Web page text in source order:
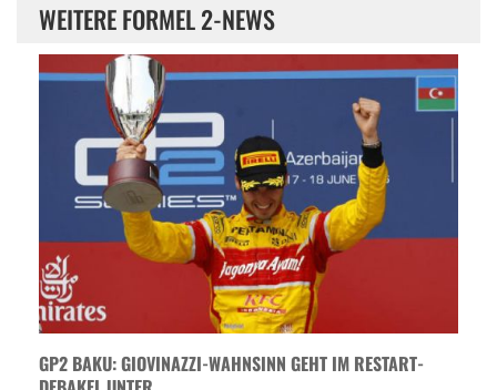
WEITERE FORMEL 2-NEWS
GP2 BAKU: GIOVINAZZI-WAHNSINN GEHT IM RESTART-